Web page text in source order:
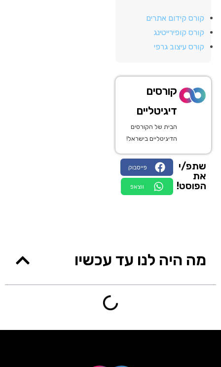
קורס קידום אתרים
קורס קופירייטינג
קורס עיצוב גרפי
קורסים
דיגיטליים
הבית של הקורסים
הדיגיטליים בישראל!
שתפ/י
את
הפוסט!
פייסבוק
ווצאפ
מה היה לנו עד עכשיו